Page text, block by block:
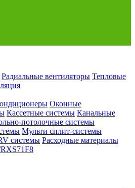
Радиальные вентиляторы Тепловые
Оконные
Кассетные системы Канальные
потолочные системы
Мульти сплит-системы
системы Расходные материалы